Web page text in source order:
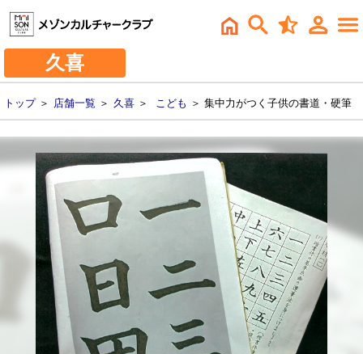
久喜
トップ＞ 店舗一覧 ＞ 久喜 ＞ こども ＞ 集中力がつく子供の書道・硬筆